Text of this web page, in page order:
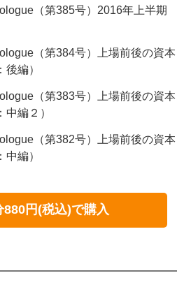
（第385号）2016年上半期
（第384号）上場前後の資本
編）
（第383号）上場前後の資本
編２）
（第382号）上場前後の資本
編）
880円(税込)で購入